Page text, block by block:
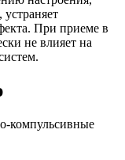
При приеме в
не влияет на
компульсивные